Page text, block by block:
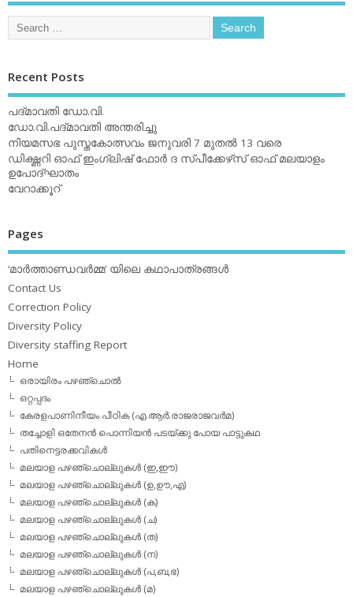
Recent Posts
പദ്മാവതി ഡോ.വി.
ഡോ.വി.പദ്മാവതി അന്തരിച്ചു
നിയമസഭ പുസ്തകോത്സവം ജനുവരി 7 മുതല്‍ 13 വരെ
ഡിക്ഷ്ണറി ഓഫ് ഇംഗ്ലിഷ് ഫോര്‍ ദ സ്പീക്കേഴ്‌സ് ഓഫ് മലയാളം
ഉപോദ്ഘാതം
വേറാക്കൂറ്
Pages
‘മാര്‍ത്താണ്ഡവര്‍മ്മ’ യിലെ കഥാപാത്രങ്ങള്‍
Contact Us
Correction Policy
Diversity Policy
Diversity staffing Report
Home
ഒരായിരം പഴഞ്ചൊല്‍
ഒറ്റപ്പദം
കേരളപാണിനീയം പീഠിക (എ.ആര്‍.രാജരാജവര്‍മ)
തച്ചോളി ഒതേനൻ പൊന്നിയൻ പടയ്‌ക്കു പോയ പാട്ടുകഥ
പതിനെട്ടരക്കവികള്‍
മലയാള പഴഞ്ചൊല്ലുകള്‍ (ഇ,ഈ)
മലയാള പഴഞ്ചൊല്ലുകള്‍ (ഉ,ഊ,എ)
മലയാള പഴഞ്ചൊല്ലുകള്‍ (ക)
മലയാള പഴഞ്ചൊല്ലുകള്‍ (ച)
മലയാള പഴഞ്ചൊല്ലുകള്‍ (ത)
മലയാള പഴഞ്ചൊല്ലുകള്‍ (ന)
മലയാള പഴഞ്ചൊല്ലുകള്‍ (പ,ബ,ഭ)
മലയാള പഴഞ്ചൊല്ലുകള്‍ (മ)